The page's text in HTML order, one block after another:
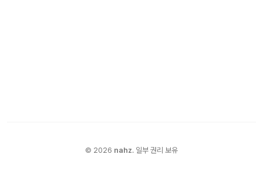
© 2026 nahz. 일부 권리 보유